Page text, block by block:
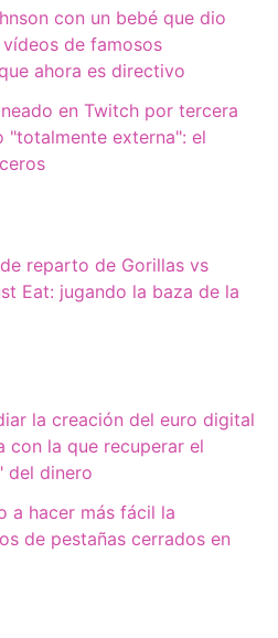
con un bebé que dio
de famosos
ahora es directivo
en Twitch por tercera
"totalmente externa": el
reparto de Gorillas vs
Eat: jugando la baza de la
la creación del euro digital
con la que recuperar el
del dinero
a hacer más fácil la
de pestañas cerrados en